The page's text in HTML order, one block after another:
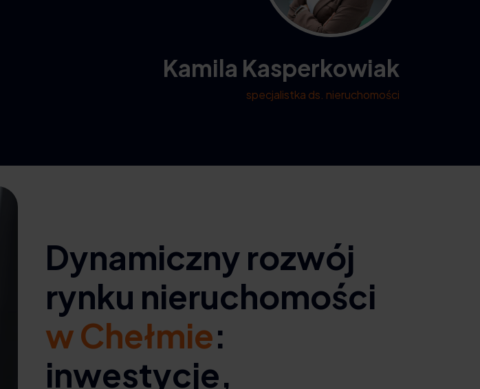
Kamila Kasperkowiak
specjalistka ds. nieruchomości
Dynamiczny rozwój
rynku nieruchomości
w Chełmie:
inwestycje,